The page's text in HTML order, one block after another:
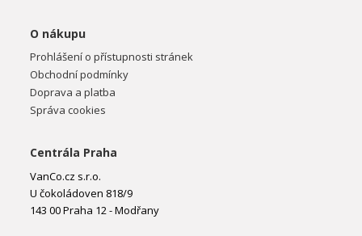
O nákupu
Prohlášení o přístupnosti stránek
Obchodní podmínky
Doprava a platba
Správa cookies
Centrála Praha
VanCo.cz s.r.o.
U čokoládoven 818/9
143 00 Praha 12 - Modřany